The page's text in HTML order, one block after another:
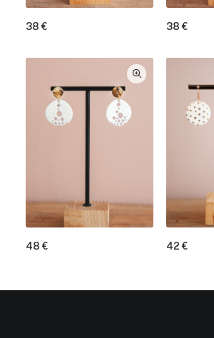
38€ 38€
48€ 42€